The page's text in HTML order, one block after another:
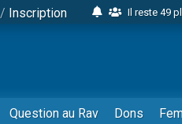
/ Inscription
Il reste 49
2 personnes
6 personnes
4
Question au Rav Dons